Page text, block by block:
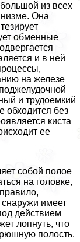
из всех
Она
обменные
и в ней
на железе
и трудоемкий
обходится без
киста
ее
собой полое
на головке,
имеет
действием
лопнуть, что
полость.